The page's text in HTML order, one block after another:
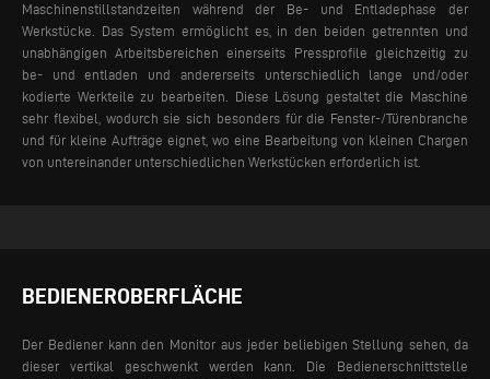
Maschinenstillstandzeiten während der Be- und Entladephase der
Werkstücke. Das System ermöglicht es, in den beiden getrennten und
unabhängigen Arbeitsbereichen einerseits Pressprofile gleichzeitig zu
be- und entladen und andererseits unterschiedlich lange und/oder
kodierte Werkteile zu bearbeiten.
Diese Lösung gestaltet die Maschine
sehr flexibel, wodurch sie sich besonders für die Fenster-/Türenbranche
und für kleine Aufträge eignet, wo eine Bearbeitung von kleinen Chargen
von untereinander unterschiedlichen Werkstücken erforderlich ist.
BEDIENEROBERFLÄCHE
Der Bediener kann den Monitor aus jeder beliebigen Stellung sehen, da
dieser vertikal geschwenkt werden kann. Die Bedienerschnittstelle